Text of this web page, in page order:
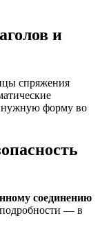
и
спряжения
нужную форму во
соединению
— в